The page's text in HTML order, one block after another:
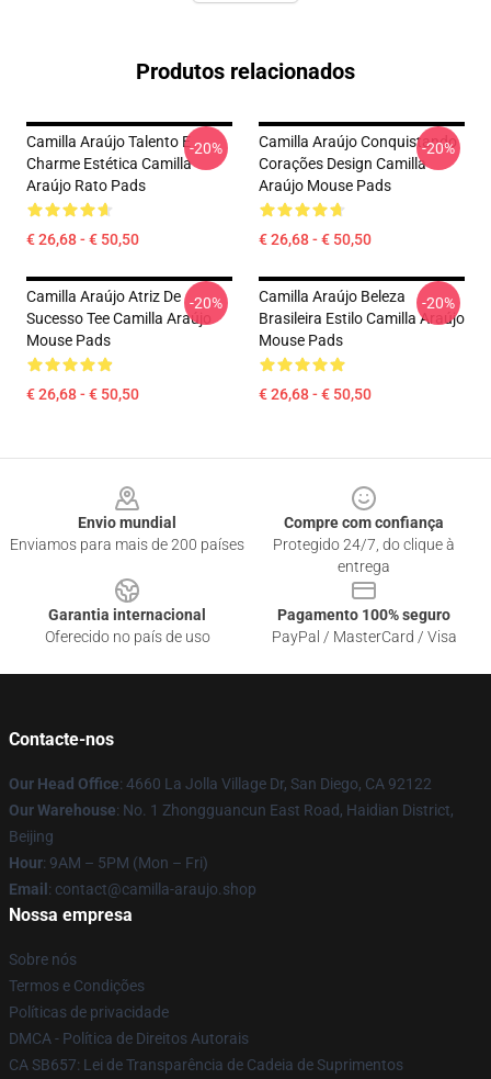
Produtos relacionados
Camilla Araújo Talento E
Charme Estética Camilla
Araújo Rato Pads
€ 26,68 - € 50,50
-20%
Camilla Araújo Conquistando
Corações Design Camilla
Araújo Mouse Pads
€ 26,68 - € 50,50
-20%
Camilla Araújo Atriz De
Sucesso Tee Camilla Araújo
Mouse Pads
€ 26,68 - € 50,50
-20%
Camilla Araújo Beleza
Brasileira Estilo Camilla Araújo
Mouse Pads
€ 26,68 - € 50,50
-20%
Envio mundial
Enviamos para mais de 200 países
Compre com confiança
Protegido 24/7, do clique à
entrega
Garantia internacional
Oferecido no país de uso
Pagamento 100% seguro
PayPal / MasterCard / Visa
Contacte-nos
Our Head Office: 4660 La Jolla Village Dr, San Diego, CA 92122
Our Warehouse: No. 1 Zhongguancun East Road, Haidian District,
Beijing
Hour: 9AM – 5PM (Mon – Fri)
Email : contact@camilla-araujo.shop
Nossa empresa
Sobre nós
Termos e Condições
Políticas de privacidade
DMCA - Política de Direitos Autorais
CA SB657: Lei de Transparência de Cadeia de Suprimentos